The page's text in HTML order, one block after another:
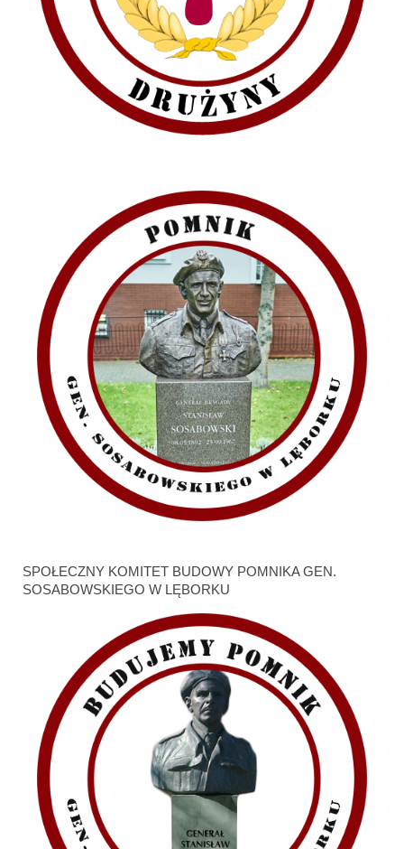
SPOŁECZNY KOMITET BUDOWY POMNIKA GEN.
SOSABOWSKIEGO W LĘBORKU